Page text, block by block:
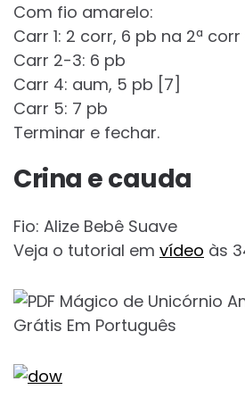
Com fio amarelo:
Carr 1: 2 corr, 6 pb na 2ª
Carr 2-3: 6 pb
Carr 4: aum, 5 pb [7]
Carr 5: 7 pb
Terminar e fechar.
Crina e cauda
Fio: Alize Bebê Suave
Veja o tutorial em vídeo às